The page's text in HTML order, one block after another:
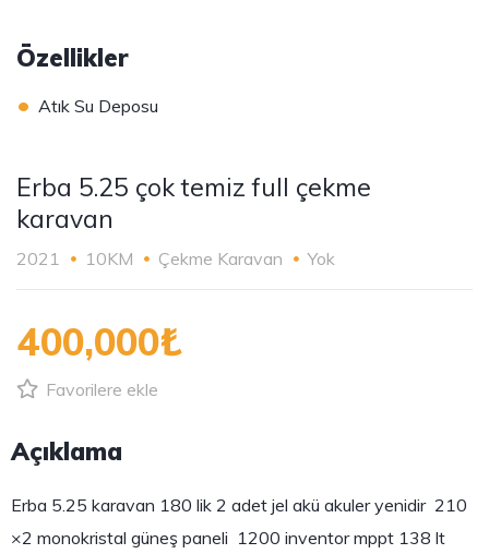
Özellikler
• Atık Su Deposu
Erba 5.25 çok temiz full çekme
karavan
2021 10KM Çekme Karavan Yok
400,000₺
Favorilere ekle
Açıklama
Erba 5.25 karavan 180 lik 2 adet jel akü akuler yenidir 210
×2 monokristal güneş paneli 1200 inventor mppt 138 lt